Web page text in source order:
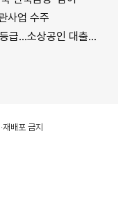
사업 수주
인 대출에 성장성 반영
배포 금지